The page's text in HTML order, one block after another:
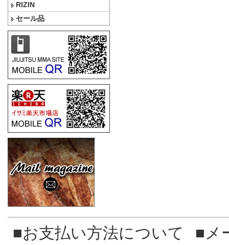
RIZIN
セール品
■お支払い方法について
■メ